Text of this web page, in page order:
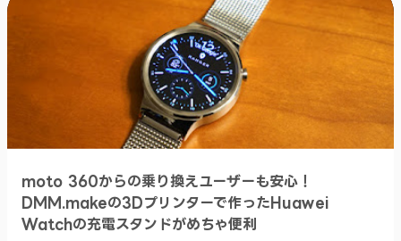
投
moto 360からの乗り換えユーザーも安心！
DMM.makeの3Dプリンターで作ったHuawei
Watchの充電スタンドがめちゃ便利